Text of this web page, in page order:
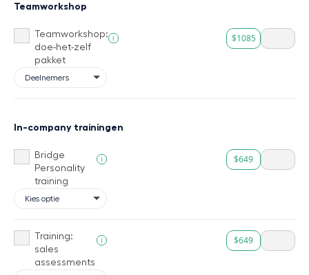
Teamworkshop
Teamworkshop:
doe-het-zelf
pakket
i $1085
In-company trainingen
Bridge
Personality
training
i $649
Training:
sales
assessments
i $649